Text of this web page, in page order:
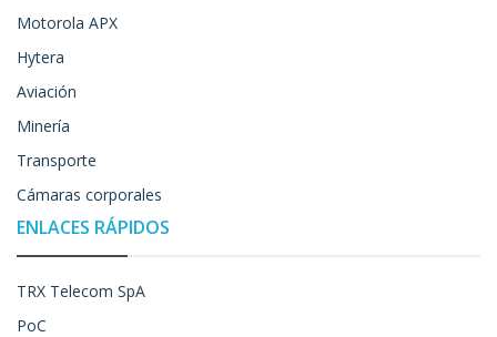
Motorola APX
Hytera
Aviación
Minería
Transporte
Cámaras corporales
ENLACES RÁPIDOS
TRX Telecom SpA
PoC